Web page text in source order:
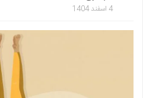
4 اسفند 1404